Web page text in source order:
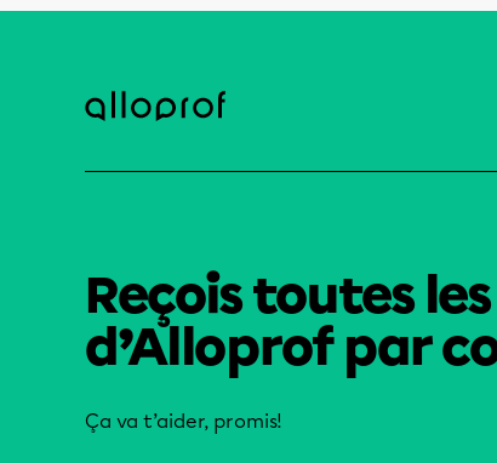
Reçois toutes
d’Alloprof par
Ça va t’aider, promis!